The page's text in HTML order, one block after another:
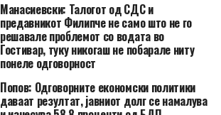
Манасиевски: Талогот од СДС и
предавникот Филипче не само што не го
решавале проблемот со водата во
Гостивар, туку никогаш не побарале ниту
понеле одговорност
Попов: Одговорните економски политики
даваат резултат, јавниот долг се намалува